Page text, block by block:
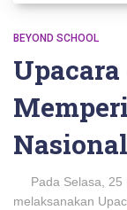
BEYOND SCHOOL
Pada Selasa, 25
melaksanakan